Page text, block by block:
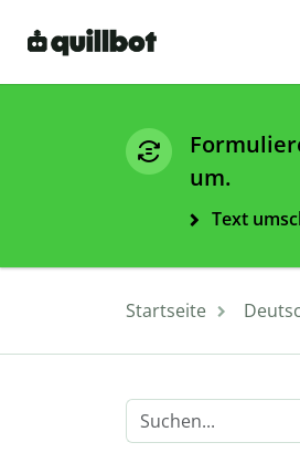
um.
Text
Startseite